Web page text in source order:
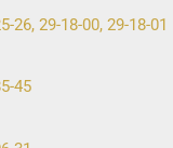
26, 29-18-00, 29-18-01
45